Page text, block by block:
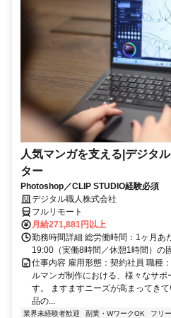
人気マンガを支える|デジタ
ター
Photoshop／CLIP STUDIO経験必須
デジタル職人株式会社
フルリモート
月給271,881円以上
勤務時間詳細 総労働時間：1ヶ月あ
19:00（実働8時間／休憩1時間）の
仕事内容 雇用形態：契約社員 職種
ルマンガ制作における、様々なサ
す。 ますますニーズが高まってき
品の...
業界未経験者歓迎 副業・WワークOK フリ